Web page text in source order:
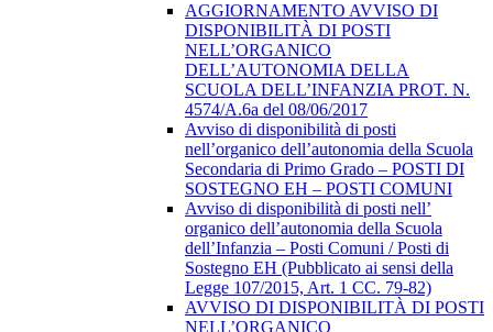
AGGIORNAMENTO AVVISO DI
DISPONIBILITÀ DI POSTI
NELL’ORGANICO
DELL’AUTONOMIA DELLA
SCUOLA DELL’INFANZIA PROT. N.
4574/A.6a del 08/06/2017
Avviso di disponibilità di posti
nell’organico dell’autonomia della Scuola
Secondaria di Primo Grado – POSTI DI
SOSTEGNO EH – POSTI COMUNI
Avviso di disponibilità di posti nell’
organico dell’autonomia della Scuola
dell’Infanzia – Posti Comuni / Posti di
Sostegno EH (Pubblicato ai sensi della
Legge 107/2015, Art. 1 CC. 79-82)
AVVISO DI DISPONIBILITÀ DI POSTI
NELL’ORGANICO